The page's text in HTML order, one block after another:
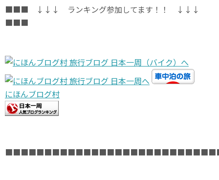
■■■ ↓↓↓ ランキング参加してます！！ ↓↓↓
■■■
にほんブログ村